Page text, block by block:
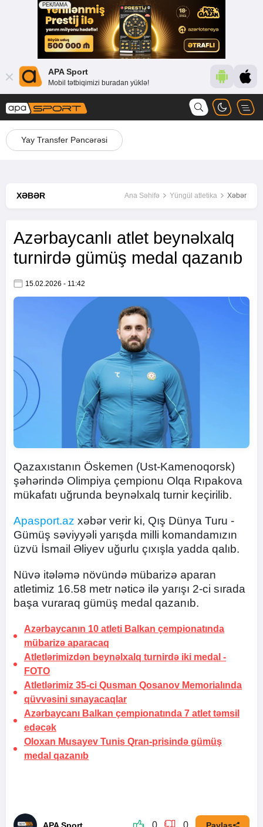
APA Sport
Mobil tətbiqimizi buradan yüklə!
Yay Transfer Pəncərəsi
XƏBƏR Ana Səhifə Yüngül atletika Xəbər
Azərbaycanlı atlet beynəlxalq
turnirdə gümüş medal qazanıb
15.02.2026 - 11:42
Qazaxıstanın Öskemen (Ust-Kamenoqorsk)
şəhərində Olimpiya çempionu Olqa Rıpakova
mükafatı uğrunda beynəlxalq turnir keçirilib.
Apasport.az xəbər verir ki, Qış Dünya Turu -
Gümüş səviyyəli yarışda milli komandamızın
üzvü İsmail Əliyev uğurlu çıxışla yadda qalıb.
Nüvə itələmə növündə mübarizə aparan
atletimiz 16.58 metr nəticə ilə yarışı 2-ci sırada
başa vuraraq gümüş medal qazanıb.
Azərbaycanın 10 atleti Balkan çempionatında
mübarizə aparacaq
Atletlərimizdən beynəlxalq turnirdə iki medal -
FOTO
Atletlərimiz 35-ci Qusman Qosanov Memorialında
qüvvəsini sınayacaqlar
Azərbaycanı Balkan çempionatında 7 atlet təmsil
edəcək
Oloxan Musayev Tunis Qran-prisində gümüş
medal qazanıb
0 0